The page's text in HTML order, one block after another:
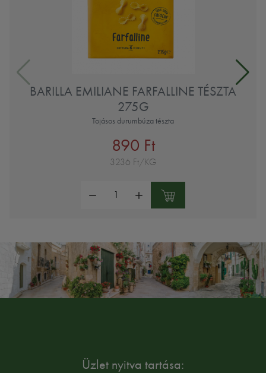
BARILLA EMILIANE FARFALLINE TÉSZTA
275G
Tojásos durumbúza tészta
890 Ft
3236 Ft/KG
Üzlet nyitva tartása: